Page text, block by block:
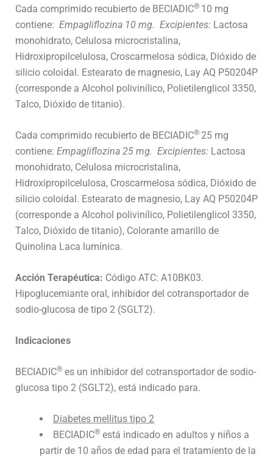
Cada comprimido recubierto de BECIADIC® 10 mg
contiene: Empagliflozina 10 mg. Excipientes: Lactosa
monohidrato, Celulosa microcristalina,
Hidroxipropilcelulosa, Croscarmelosa sódica, Dióxido de
silicio coloidal. Estearato de magnesio, Lay AQ P50204P
(corresponde a Alcohol polivinílico, Polietilenglicol 3350,
Talco, Dióxido de titanio).
Cada comprimido recubierto de BECIADIC® 25 mg
contiene: Empagliflozina 25 mg. Excipientes: Lactosa
monohidrato, Celulosa microcristalina,
Hidroxipropilcelulosa, Croscarmelosa sódica, Dióxido de
silicio coloidal. Estearato de magnesio, Lay AQ P50204P
(corresponde a Alcohol polivinílico, Polietilenglicol 3350,
Talco, Dióxido de titanio), Colorante amarillo de
Quinolina Laca lumínica.
Acción Terapéutica: Código ATC: A10BK03.
Hipoglucemiante oral, inhibidor del cotransportador de
sodio-glucosa de tipo 2 (SGLT2).
Indicaciones
BECIADIC® es un inhibidor del cotransportador de sodio-
glucosa tipo 2 (SGLT2), está indicado para.
Diabetes mellitus tipo 2
BECIADIC® está indicado en adultos y niños a
partir de 10 años de edad para el tratamiento de la